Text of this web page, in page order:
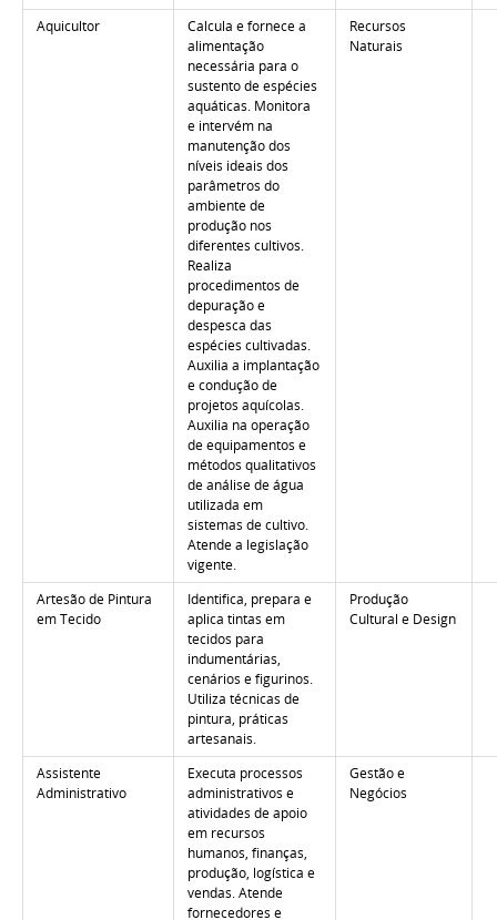
Aquicultor
Calcula e fornece a
alimentação
necessária para o
sustento de espécies
aquáticas. Monitora
e intervém na
manutenção dos
níveis ideais dos
parâmetros do
ambiente de
produção nos
diferentes cultivos.
Realiza
procedimentos de
depuração e
despesca das
espécies cultivadas.
Auxilia a implantação
e condução de
projetos aquícolas.
Auxilia na operação
de equipamentos e
métodos qualitativos
de análise de água
utilizada em
sistemas de cultivo.
Atende a legislação
vigente.
Recursos
Naturais
Artesão de Pintura
em Tecido
Identifica, prepara e
aplica tintas em
tecidos para
indumentárias,
cenários e figurinos.
Utiliza técnicas de
pintura, práticas
artesanais.
Produção
Cultural e Design
Assistente
Administrativo
Executa processos
administrativos e
atividades de apoio
em recursos
humanos, finanças,
produção, logística e
vendas. Atende
fornecedores e
Gestão e
Negócios